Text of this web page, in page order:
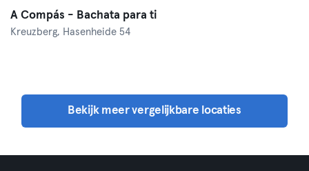
A Compás - Bachata para ti
Kreuzberg, Hasenheide 54
Bekijk meer vergelijkbare locaties